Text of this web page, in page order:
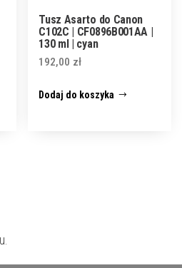
Tusz Asarto do Canon
C102C | CF0896B001AA |
130 ml | cyan
192,00 zł
Dodaj do koszyka